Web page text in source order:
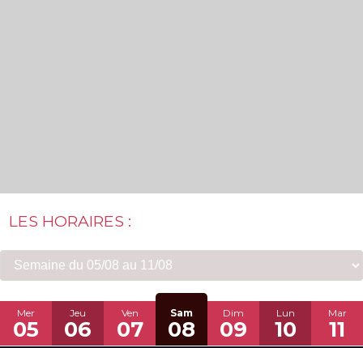
LES HORAIRES :
Mer
05
Jeu
06
Ven
07
Sam
08
Dim
09
Lun
10
Mar
11